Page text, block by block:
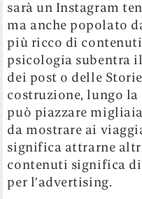
sarà un Instagram
ma anche popolato
più ricco di
psicologia subentra
dei post o delle
costruzione, lungo
può piazzare
da mostrare ai
significa attrarne
contenuti significa
per l’advertising.